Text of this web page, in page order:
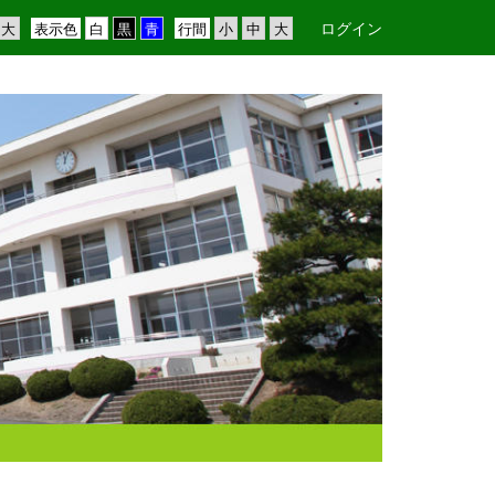
行間
表示色 ログイン